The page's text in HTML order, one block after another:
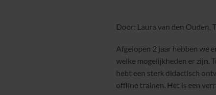
Door: Laura van den Ouden,
Afgelopen 2 jaar hebben we
welke mogelijkheden er zijn.
hebt een sterk didactisch
offline trainen. Het is een